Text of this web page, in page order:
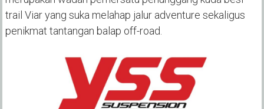
trail Viar yang suka melahap jalur adventure sekaligus
penikmat tantangan balap off-road.